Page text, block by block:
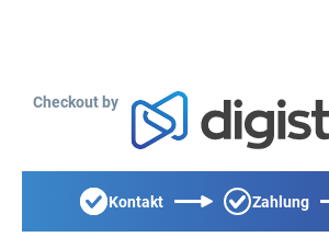
Checkout by
Kontakt Zahlung